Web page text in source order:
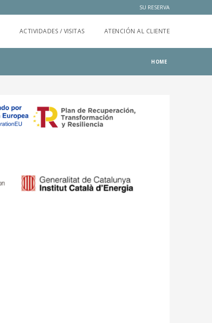
SU RESERVA
ACTIVIDADES / VISITAS ATENCIÓN AL CLIENTE
HOME